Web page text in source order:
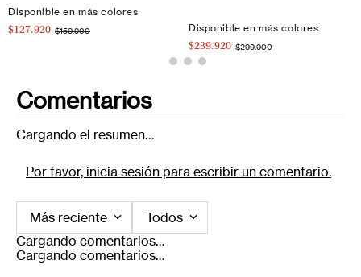
Disponible en más colores
$127.920 $159.900 Disponible en más colores
$239.920 $299.900
Comentarios
Cargando el resumen…
Por favor, inicia sesión para escribir un comentario.
Más reciente
Todos
Cargando comentarios…
Cargando comentarios…